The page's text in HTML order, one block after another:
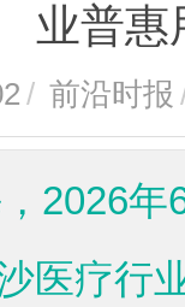
业普惠
/ 前沿时报
2026
医疗行